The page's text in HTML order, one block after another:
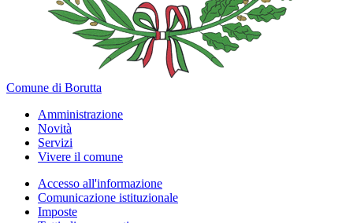
Comune di Borutta
Amministrazione
Novità
Servizi
Vivere il comune
Accesso all'informazione
Comunicazione istituzionale
Imposte